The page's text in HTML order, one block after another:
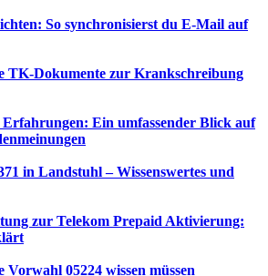
So synchronisierst du E-Mail auf
TK-Dokumente zur Krankschreibung
Ein umfassender Blick auf
in Landstuhl – Wissenswertes und
zur Telekom Prepaid Aktivierung:
Vorwahl 05224 wissen müssen